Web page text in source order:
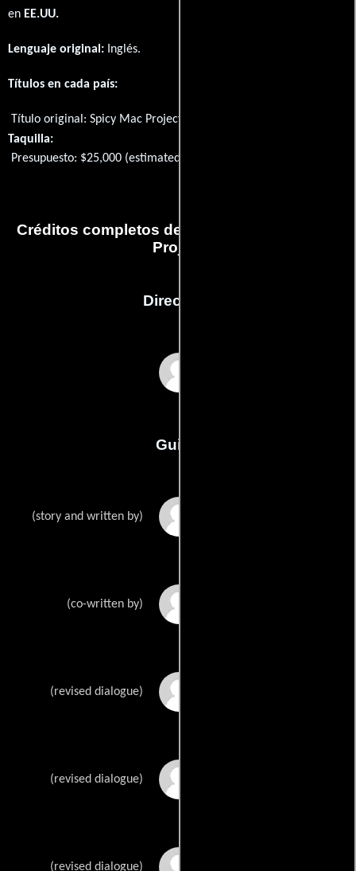
en EE.UU.
Lenguaje original: Inglés.
Títulos en cada país:
Título original:Spicy Mac Project
Taquilla:
Presupuesto: $25,000 (estimated)
Créditos completos de la película Spicy Mac
Project
Dirección
Guión
(story and written by)
(co-written by)
(revised dialogue)
(revised dialogue)
(revised dialogue)